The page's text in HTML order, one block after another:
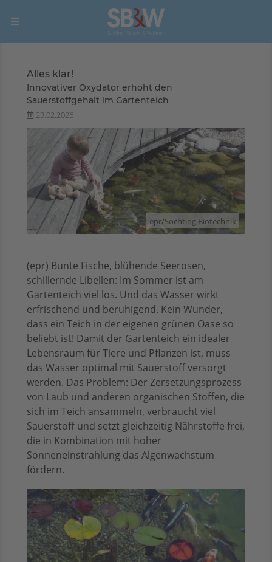
Alles klar!
Innovativer Oxydator erhöht den
Sauerstoffgehalt im Gartenteich
23.02.2026
epr/Söchting Biotechnik
(epr) Bunte Fische, blühende Seerosen,
schillernde Libellen: Im Sommer ist am
Gartenteich viel los. Und das Wasser wirkt
erfrischend und beruhigend. Kein Wunder,
dass ein Teich in der eigenen grünen Oase so
beliebt ist! Damit der Gartenteich ein idealer
Lebensraum für Tiere und Pflanzen ist, muss
das Wasser optimal mit Sauerstoff versorgt
werden. Das Problem: Der Zersetzungsprozess
von Laub und anderen organischen Stoffen, die
sich im Teich ansammeln, verbraucht viel
Sauerstoff und setzt gleichzeitig Nährstoffe frei,
die in Kombination mit hoher
Sonneneinstrahlung das Algenwachstum
fördern.